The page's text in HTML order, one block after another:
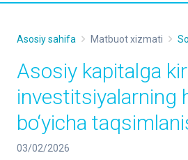
Asosiy sahifa Matbuot xizmati
Asosiy kapitalga
investitsiyalarning
bo‘yicha
03/02/2026